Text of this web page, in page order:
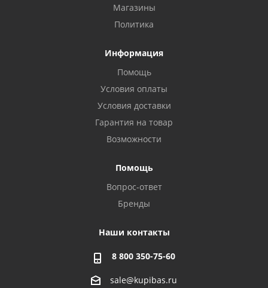
Магазины
Политика
Информация
Помощь
Условия оплаты
Условия доставки
Гарантия на товар
Возможности
Помощь
Вопрос-ответ
Бренды
Наши контакты
8 800 350-75-60
sale@kupibas.ru